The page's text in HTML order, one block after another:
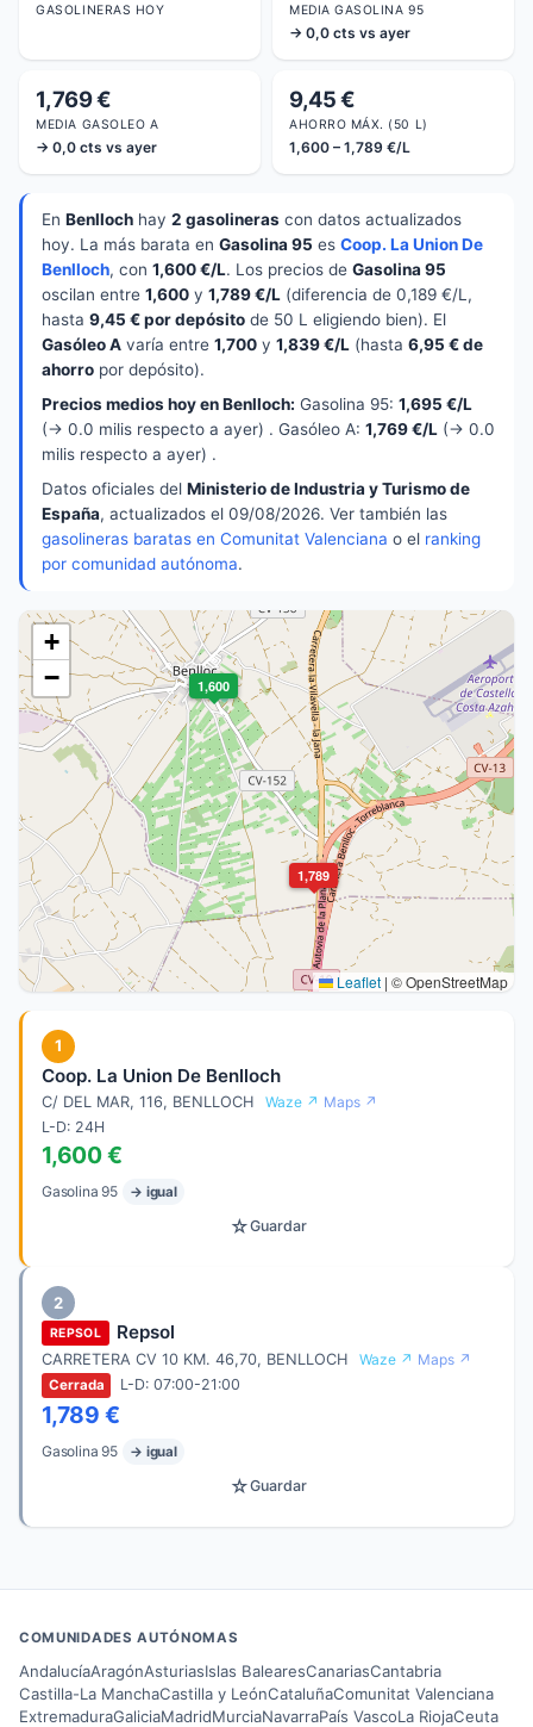
GASOLINERAS HOY MEDIA GASOLINA 95
→ 0,0 cts vs ayer
1,769 €
MEDIA GASOLEO A
→ 0,0 cts vs ayer
9,45 €
AHORRO MÁX. (50 L)
1,600 – 1,789 €/L
En Benlloch hay 2 gasolineras con datos actualizados
hoy. La más barata en Gasolina 95 es Coop. La Union De
Benlloch, con 1,600 €/L. Los precios de Gasolina 95
oscilan entre 1,600 y 1,789 €/L (diferencia de 0,189 €/L,
hasta 9,45 € por depósito de 50 L eligiendo bien). El
Gasóleo A varía entre 1,700 y 1,839 €/L (hasta 6,95 € de
ahorro por depósito).
Precios medios hoy en Benlloch: Gasolina 95: 1,695 €/L
(→ 0.0 milis respecto a ayer) . Gasóleo A: 1,769 €/L (→ 0.0
milis respecto a ayer) .
Datos oficiales del Ministerio de Industria y Turismo de
España, actualizados el 09/08/2026. Ver también las
gasolineras baratas en Comunitat Valenciana o el ranking
por comunidad autónoma.
1,600
1,789
+
−
Leaflet | © OpenStreetMap
1
Coop. La Union De Benlloch
C/ DEL MAR, 116, BENLLOCH Waze ↗ Maps ↗
L-D: 24H
1,600 €
Gasolina 95 → igual
☆Guardar
2
REPSOL Repsol
CARRETERA CV 10 KM. 46,70, BENLLOCH Waze ↗ Maps ↗
Cerrada L-D: 07:00-21:00
1,789 €
Gasolina 95 → igual
☆Guardar
COMUNIDADES AUTÓNOMAS
AndalucíaAragónAsturiasIslas BalearesCanariasCantabria
Castilla-La ManchaCastilla y LeónCataluñaComunitat Valenciana
ExtremaduraGaliciaMadridMurciaNavarraPaís VascoLa RiojaCeuta